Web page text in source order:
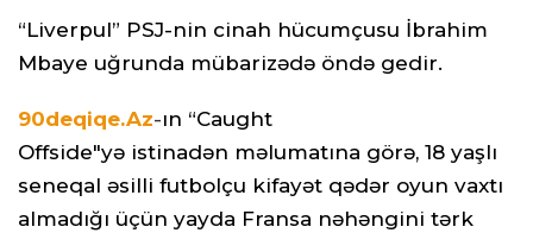
“Liverpul” PSJ-nin cinah hücumçusu İbrahim
Mbaye uğrunda mübarizədə öndə gedir.
90deqiqe.Az-ın “Caught
Offside"yə istinadən məlumatına görə, 18 yaşlı
seneqal əsilli futbolçu kifayət qədər oyun vaxtı
almadığı üçün yayda Fransa nəhəngini tərk